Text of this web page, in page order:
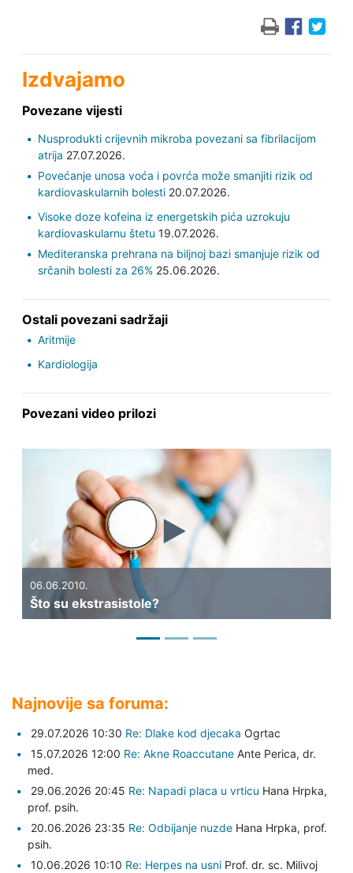
Izdvajamo
Povezane vijesti
Nusprodukti crijevnih mikroba povezani sa fibrilacijom
atrija 27.07.2026.
Povećanje unosa voća i povrća može smanjiti rizik od
kardiovaskularnih bolesti20.07.2026.
Visoke doze kofeina iz energetskih pića uzrokuju
kardiovaskularnu štetu 19.07.2026.
Mediteranska prehrana na biljnoj bazi smanjuje rizik od
srčanih bolesti za 26%25.06.2026.
Ostali povezani sadržaji
Aritmije
Kardiologija
Povezani video prilozi
06.06.2010.
Što su ekstrasistole?
Previous
Najnovije sa foruma:
29.07.2026 10:30 Re: Dlake kod djecaka Ogrtac
15.07.2026 12:00 Re: Akne Roaccutane Ante Perica, dr.
med.
29.06.2026 20:45 Re: Napadi placa u vrticu Hana Hrpka,
prof. psih.
20.06.2026 23:35 Re: Odbijanje nuzde Hana Hrpka, prof.
psih.
10.06.2026 10:10 Re: Herpes na usni Prof. dr. sc. Milivoj